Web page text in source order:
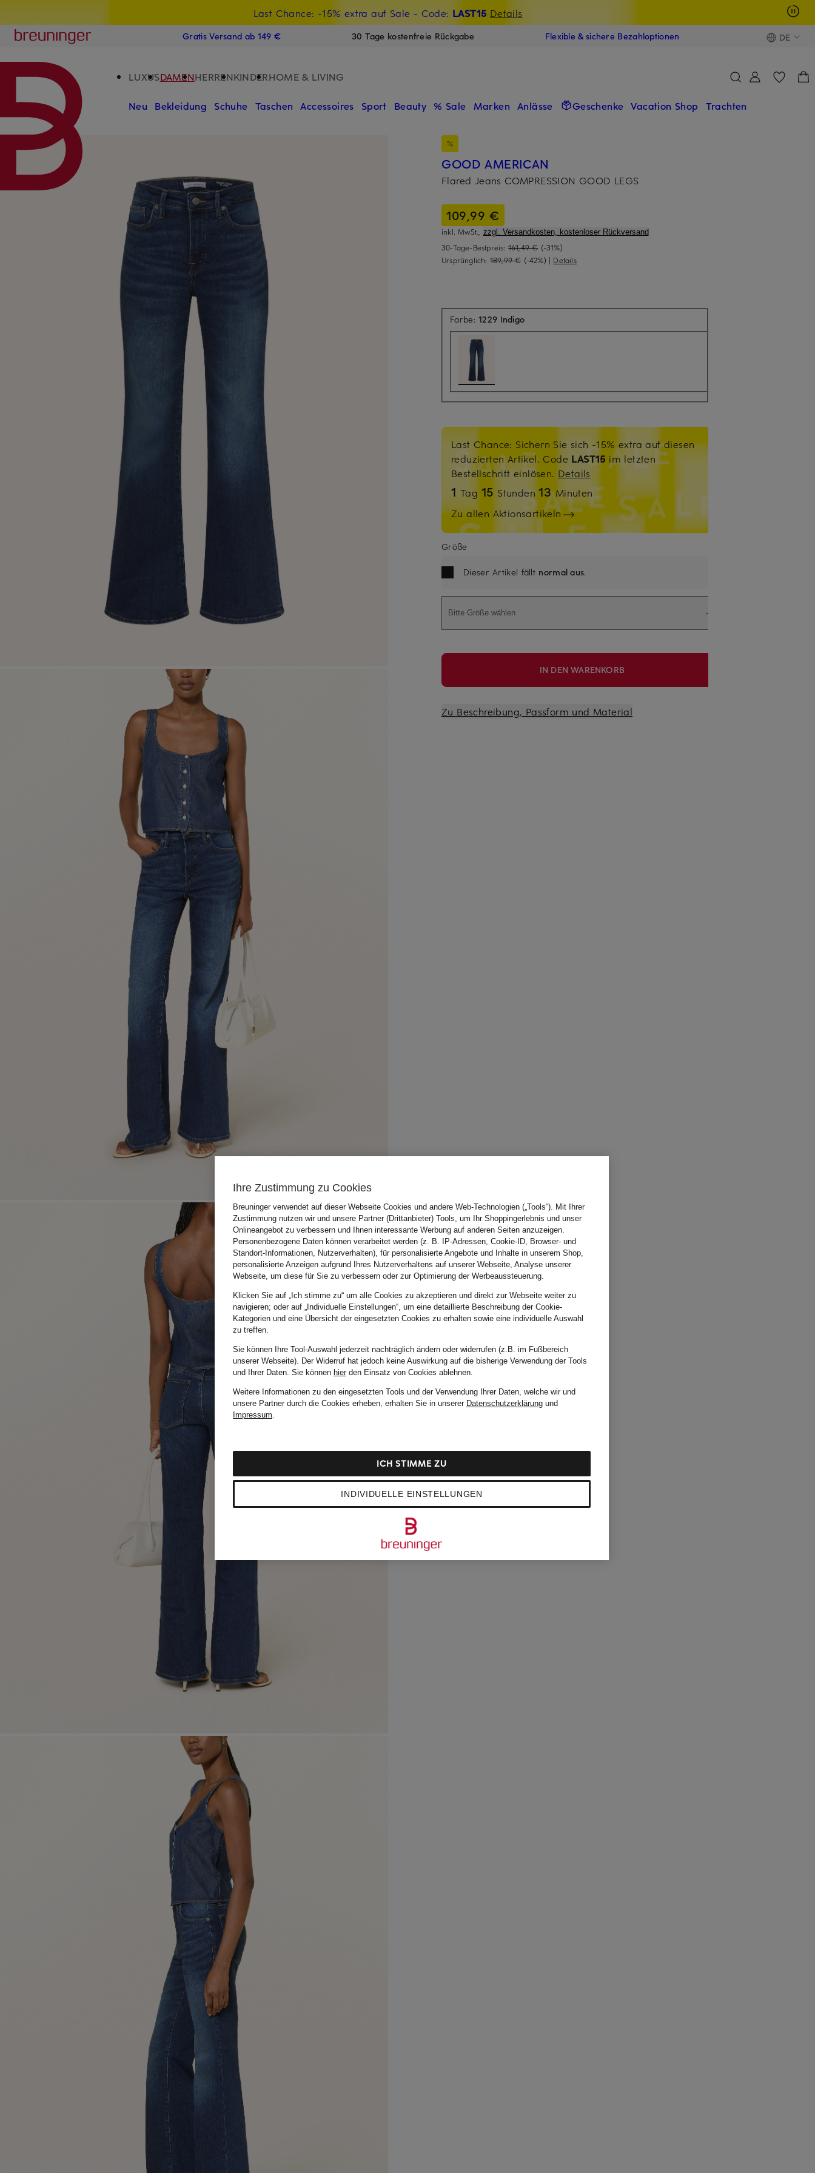
Last Chance: -15% extra auf Sale - Code: LAST15 Details
15€-Willkommensgutschein mit Beyond sichern
Breuninger
Gratis Versand ab 149 € 30 Tage kostenfreie Rückgabe Flexible & sichere Bezahloptionen DE
LUXUSDAMENHERRENKINDERHOME & LIVING
Neu Bekleidung Schuhe Taschen Accessoires Sport Beauty % Sale Marken Anlässe Geschenke Vacation Shop Trachten
GOOD AMERICAN
Flared Jeans COMPRESSION GOOD LEGS
109,99 €
inkl. MwSt., zzgl. Versandkosten, kostenloser Rückversand
30-Tage-Bestpreis: 161,49 € (-31%)
Ursprünglich: 189,99 € (-42%) | Details
Farbe:1229 Indigo
Last Chance: Sichern Sie sich -15% extra auf diesen
reduzierten Artikel. Code LAST15 im letzten
Bestellschritt einlösen. Details
1 Tag 15 Stunden13Minuten
Zu allen Aktionsartikeln
Größe
Dieser Artikel fällt normal aus.
Bitte Größe wählen
IN DEN WARENKORB
Zu Beschreibung, Passform und Material
Ihre Zustimmung zu Cookies
Breuninger verwendet auf dieser Webseite Cookies und andere Web-Technologien („Tools“). Mit Ihrer
Zustimmung nutzen wir und unsere Partner (Drittanbieter) Tools, um Ihr Shoppingerlebnis und unser
Onlineangebot zu verbessern und Ihnen interessante Werbung auf anderen Seiten anzuzeigen.
Personenbezogene Daten können verarbeitet werden (z. B. IP-Adressen, Cookie-ID, Browser- und
Standort-Informationen, Nutzerverhalten), für personalisierte Angebote und Inhalte in unserem Shop,
personalisierte Anzeigen aufgrund Ihres Nutzerverhaltens auf unserer Webseite, Analyse unserer
Webseite, um diese für Sie zu verbessern oder zur Optimierung der Werbeaussteuerung.
Klicken Sie auf „Ich stimme zu“ um alle Cookies zu akzeptieren und direkt zur Webseite weiter zu
navigieren; oder auf „Individuelle Einstellungen“, um eine detaillierte Beschreibung der Cookie-
Kategorien und eine Übersicht der eingesetzten Cookies zu erhalten sowie eine individuelle Auswahl
zu treffen.
Sie können Ihre Tool-Auswahl jederzeit nachträglich ändern oder widerrufen (z.B. im Fußbereich
unserer Webseite). Der Widerruf hat jedoch keine Auswirkung auf die bisherige Verwendung der Tools
und Ihrer Daten. Sie können hierden Einsatz von Cookies ablehnen.
Weitere Informationen zu den eingesetzten Tools und der Verwendung Ihrer Daten, welche wir und
unsere Partner durch die Cookies erheben, erhalten Sie in unserer Datenschutzerklärung und
Impressum.
INDIVIDUELLE EINSTELLUNGEN
ICH STIMME ZU